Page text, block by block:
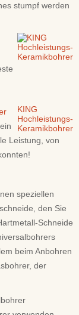
stumpf werden
KING
Hochleistungs-
Keramikbohrer
Leistung, von
speziellen
den Sie
Schneide
beim Anbohren
der